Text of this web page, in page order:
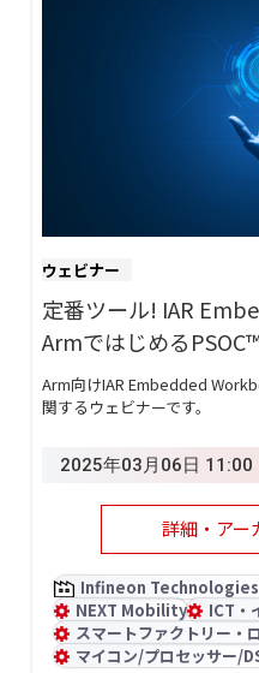
ウェビナー
定番ツール! IAR
Armではじめる
Arm向けIAR Embedded
関するウェビナーです。
2025年03月06日 11:00
詳細・アー
Infineon
NEXT Mobility
ICT・
スマートファクトリー・
マイコン/プロセッサー/